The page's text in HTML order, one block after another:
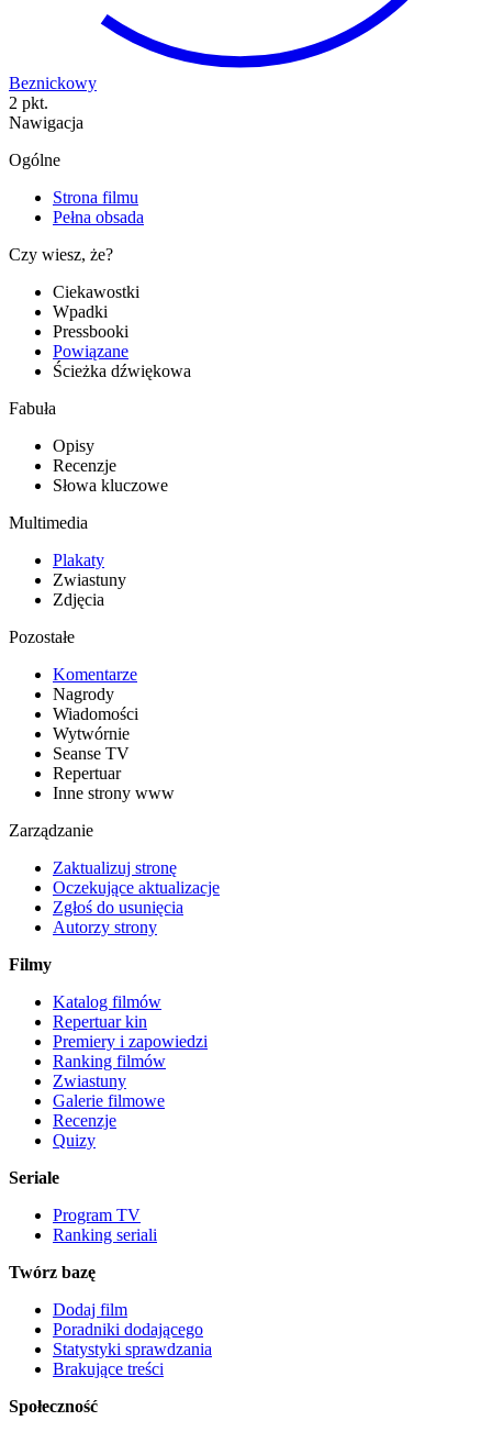
Beznickowy
2 pkt.
Nawigacja
Ogólne
Strona filmu
Pełna obsada
Czy wiesz, że?
Ciekawostki
Wpadki
Pressbooki
Powiązane
Ścieżka dźwiękowa
Fabuła
Opisy
Recenzje
Słowa kluczowe
Multimedia
Plakaty
Zwiastuny
Zdjęcia
Pozostałe
Komentarze
Nagrody
Wiadomości
Wytwórnie
Seanse TV
Repertuar
Inne strony www
Zarządzanie
Zaktualizuj stronę
Oczekujące aktualizacje
Zgłoś do usunięcia
Autorzy strony
Filmy
Katalog filmów
Repertuar kin
Premiery i zapowiedzi
Ranking filmów
Zwiastuny
Galerie filmowe
Recenzje
Quizy
Seriale
Program TV
Ranking seriali
Twórz bazę
Dodaj film
Poradniki dodającego
Statystyki sprawdzania
Brakujące treści
Społeczność